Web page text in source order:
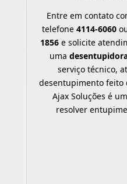
Entre em contato
telefone 4114-6060
1856e solicite
uma
serviço técnico,
desentupimento feito
Ajax Soluções é
resolver